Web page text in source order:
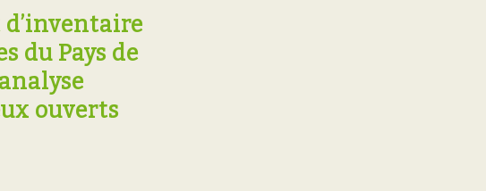
d’inventaire
du Pays de
ouverts